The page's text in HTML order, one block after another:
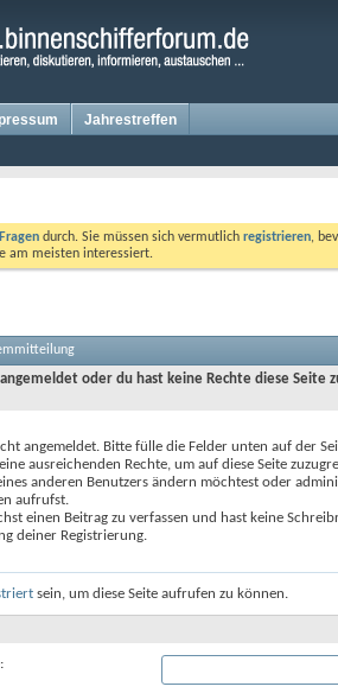
Jahrestreffen
durch. Sie müssen sich vermutlich registrieren,
am meisten interessiert.
oder du hast keine Rechte diese
angemeldet. Bitte fülle die Felder unten auf der
ausreichenden Rechte, um auf diese Seite
anderen Benutzers ändern möchtest oder
aufrufst.
einen Beitrag zu verfassen und hast keine
deiner Registrierung.
sein, um diese Seite aufrufen zu können.